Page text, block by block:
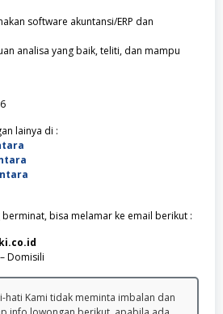
software akuntansi/ERP dan
analisa yang baik, teliti, dan mampu
lainya di :
bisa melamar ke email berikut :
Domisili
hati Kami tidak meminta imbalan dan